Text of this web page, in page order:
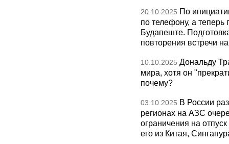
20.10.2025 По
по телефону, а теперь
Будапеште.
повторения встречи
10.10.2025 Дональду
мира, хотя он
почему?
03.10.2025 В России
регионах на АЗС
ограничения на
его из Китая,